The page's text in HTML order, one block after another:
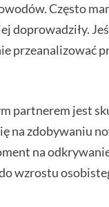
Często
przeanalizować
partnerem jest
na zdobywaniu
na
wzrostu